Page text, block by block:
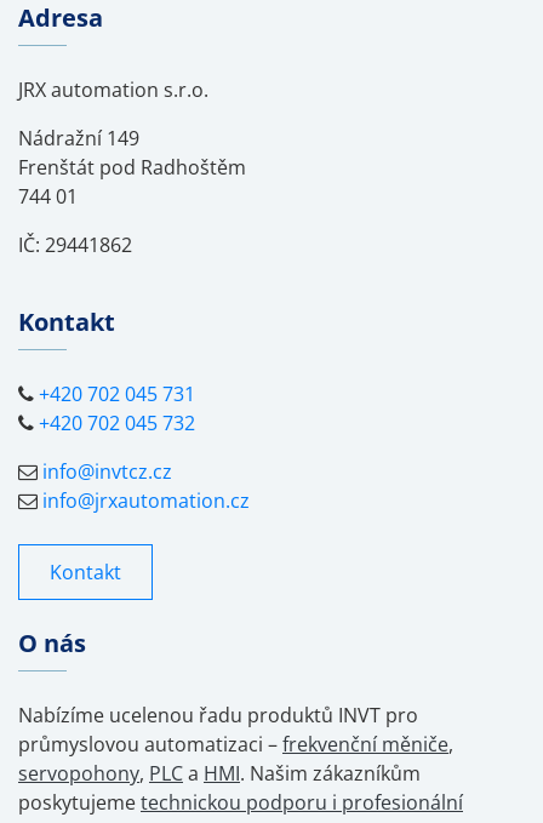
Adresa
JRX automation s.r.o.
Nádražní 149
Frenštát pod Radhoštěm
744 01
IČ: 29441862
Kontakt
+420 702 045 731
+420 702 045 732
info@invtcz.cz
info@jrxautomation.cz
Kontakt
O nás
Nabízíme ucelenou řadu produktů INVT pro
průmyslovou automatizaci –frekvenční měniče,
servopohony, PLCa HMI. Našim zákazníkům
poskytujemetechnickou podporu i profesionální